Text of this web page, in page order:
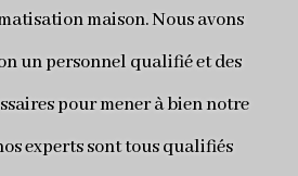
maison. Nous avons
un personnel qualifié et des
pour mener à bien notre
experts sont tous qualifiés